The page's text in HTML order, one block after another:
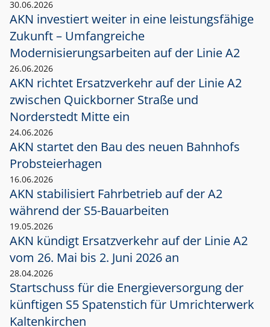
30.06.2026
AKN investiert weiter in eine leistungsfähige
Zukunft – Umfangreiche
Modernisierungsarbeiten auf der Linie A2
26.06.2026
AKN richtet Ersatzverkehr auf der Linie A2
zwischen Quickborner Straße und
Norderstedt Mitte ein
24.06.2026
AKN startet den Bau des neuen Bahnhofs
Probsteierhagen
16.06.2026
AKN stabilisiert Fahrbetrieb auf der A2
während der S5-Bauarbeiten
19.05.2026
AKN kündigt Ersatzverkehr auf der Linie A2
vom 26. Mai bis 2. Juni 2026 an
28.04.2026
Startschuss für die Energieversorgung der
künftigen S5 Spatenstich für Umrichterwerk
Kaltenkirchen